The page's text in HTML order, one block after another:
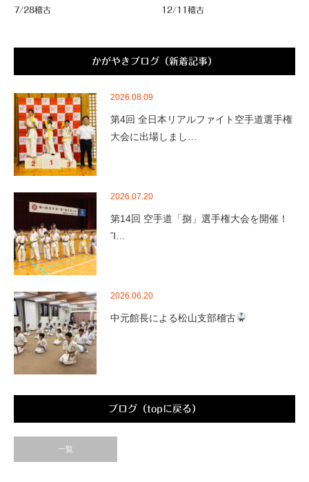
7/28稽古 12/11稽古
かがやきブログ（新着記事）
2026.08.09
第4回 全日本リアルファイト空手道選手権
大会に出場しまし…
2026.07.20
第14回 空手道「捌」選手権大会を開催！
Ἴ…
2026.06.20
中元館長による松山支部稽古
ブログ（topに戻る）
一覧